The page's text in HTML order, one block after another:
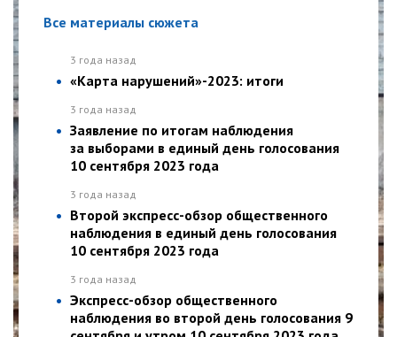
Все материалы сюжета
3 года назад
«Карта нарушений»-2023: итоги
3 года назад
Заявление по итогам наблюдения
за выборами в единый день голосования
10 сентября 2023 года
3 года назад
Второй экспресс-обзор общественного
наблюдения в единый день голосования
10 сентября 2023 года
3 года назад
Экспресс-обзор общественного
наблюдения во второй день голосования 9